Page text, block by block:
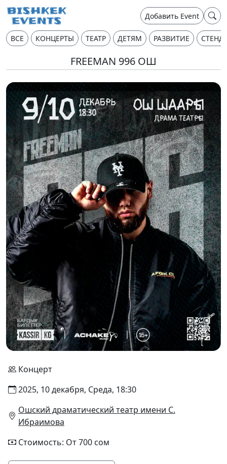
Добавить Event
ВСЕ КОНЦЕРТЫ ТЕАТР ДЕТЯМ РАЗВИТИЕ
FREEMAN 996 ОШ
Концерт
2025, 10 декабря, Среда, 18:30
Ошский драматический театр имени С.
Ибраимова
Стоимость: От 700 сом